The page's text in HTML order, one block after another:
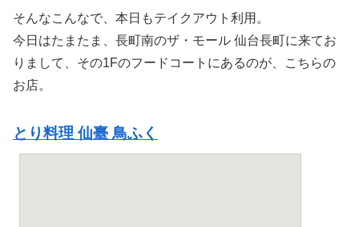
そんなこんなで、本日もテイクアウト利用。
今日はたまたま、長町南のザ・モール 仙台長町に来てお
りまして、その1Fのフードコートにあるのが、こちらの
お店。
とり料理 仙臺 鳥ふく